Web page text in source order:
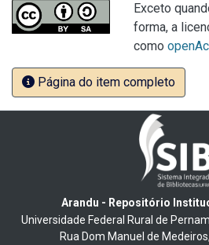
Exceto
forma, a
como
Página do item completo
Arandu - Repositório
Universidade Federal Rural de
Rua Dom Manuel de